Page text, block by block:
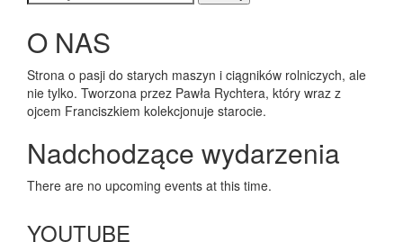
O NAS
Strona o pasji do starych maszyn i ciągników rolniczych, ale
nie tylko. Tworzona przez Pawła Rychtera, który wraz z
ojcem Franciszkiem kolekcjonuje starocie.
Nadchodzące wydarzenia
There are no upcoming events at this time.
YOUTUBE